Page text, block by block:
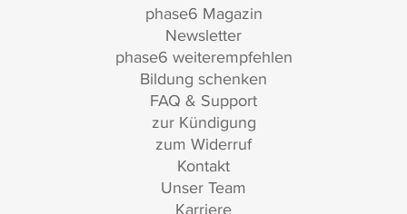
phase6 Magazin
Newsletter
phase6 weiterempfehlen
Bildung schenken
FAQ & Support
zur Kündigung
zum Widerruf
Kontakt
Unser Team
Karriere